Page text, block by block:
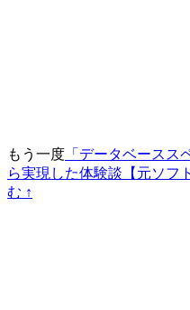
もう一度 「データベース
ら実現した体験談【元ソフ
む ↑